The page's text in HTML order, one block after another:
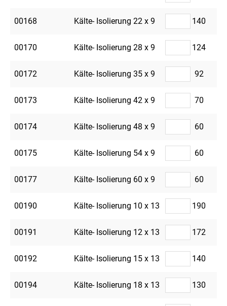
00168 Kälte- Isolierung 22 x 9 140
00170 Kälte- Isolierung 28 x 9 124
00172 Kälte- Isolierung 35 x 9 92
00173 Kälte- Isolierung 42 x 9 70
00174 Kälte- Isolierung 48 x 9 60
00175 Kälte- Isolierung 54 x 9 60
00177 Kälte- Isolierung 60 x 9 60
00190 Kälte- Isolierung 10 x 13 190
00191 Kälte- Isolierung 12 x 13 172
00192 Kälte- Isolierung 15 x 13 140
00194 Kälte- Isolierung 18 x 13 130